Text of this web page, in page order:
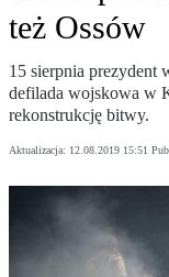
też Ossów
15 sierpnia prezydent
defilada wojskowa w
rekonstrukcję bitwy.
Aktualizacja: 12.08.2019 15:51